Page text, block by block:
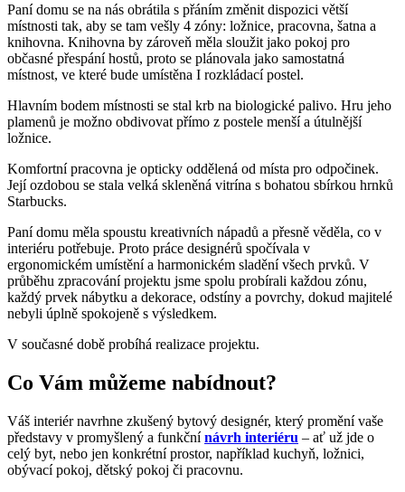
Paní domu se na nás obrátila s přáním změnit dispozici větší
místnosti tak, aby se tam vešly 4 zóny: ložnice, pracovna, šatna a
knihovna. Knihovna by zároveň měla sloužit jako pokoj pro
občasné přespání hostů, proto se plánovala jako samostatná
místnost, ve které bude umístěna I rozkládací postel.
Hlavním bodem místnosti se stal krb na biologické palivo. Hru jeho
plamenů je možno obdivovat přímo z postele menší a útulnější
ložnice.
Komfortní pracovna je opticky oddělená od místa pro odpočinek.
Její ozdobou se stala velká skleněná vitrína s bohatou sbírkou hrnků
Starbucks.
Paní domu měla spoustu kreativních nápadů a přesně věděla, co v
interiéru potřebuje. Proto práce designérů spočívala v
ergonomickém umístění a harmonickém sladění všech prvků. V
průběhu zpracování projektu jsme spolu probírali každou zónu,
každý prvek nábytku a dekorace, odstíny a povrchy, dokud majitelé
nebyli úplně spokojeně s výsledkem.
V současné době probíhá realizace projektu.
Co Vám můžeme nabídnout?
Váš interiér navrhne zkušený bytový designér, který promění vaše
představy v promyšlený a funkčnínávrh interiéru – ať už jde o
celý byt, nebo jen konkrétní prostor, například kuchyň, ložnici,
obývací pokoj, dětský pokoj či pracovnu.